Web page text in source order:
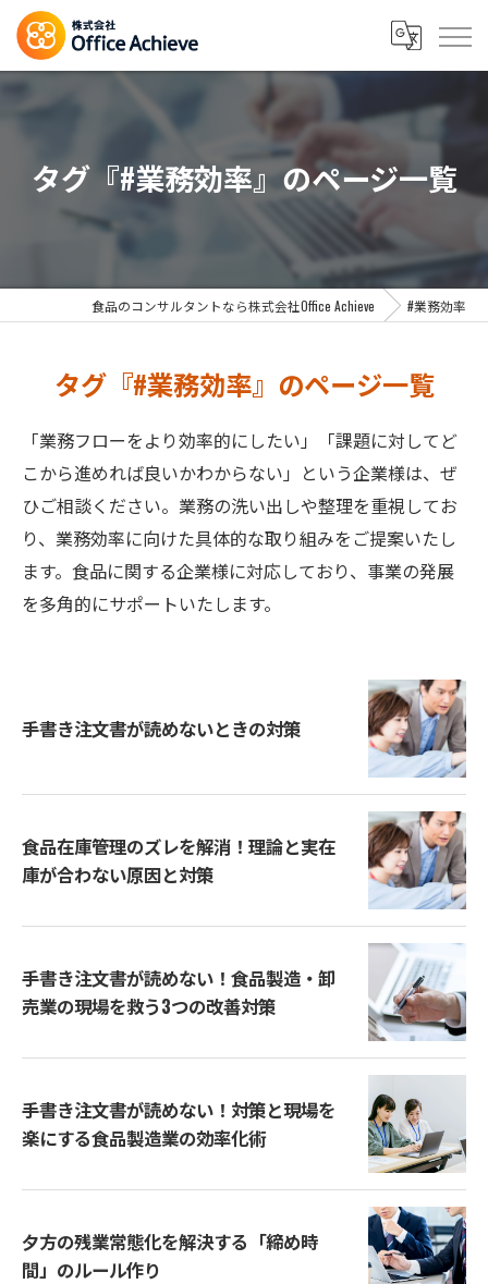
タグ『#業務効率』のページ一覧
食品のコンサルタントなら株式会社Office Achieve #業務効率
タグ『#業務効率』のページ一覧
「業務フローをより効率的にしたい」「課題に対してど
こから進めれば良いかわからない」という企業様は、ぜ
ひご相談ください。業務の洗い出しや整理を重視してお
り、業務効率に向けた具体的な取り組みをご提案いたし
ます。食品に関する企業様に対応しており、事業の発展
を多角的にサポートいたします。
手書き注文書が読めないときの対策
食品在庫管理のズレを解消！理論と実在
庫が合わない原因と対策
手書き注文書が読めない！食品製造・卸
売業の現場を救う3つの改善対策
手書き注文書が読めない！対策と現場を
楽にする食品製造業の効率化術
夕方の残業常態化を解決する「締め時
間」のルール作り